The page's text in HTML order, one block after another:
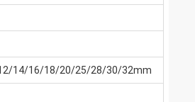
14/16/18/20/25/28/30/32mm